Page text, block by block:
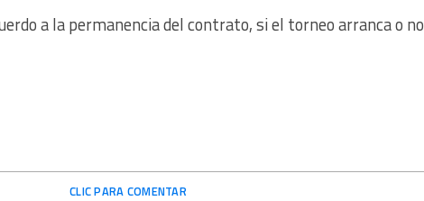
a la permanencia del contrato, si el torneo arranca o no
CLIC PARA COMENTAR